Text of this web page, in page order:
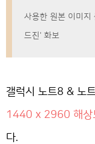
사용한 원본 이미
드진' 화보
갤럭시 노트8 & 노
1440 x 2960 해상
다.